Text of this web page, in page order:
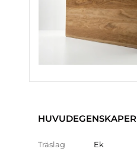
HUVUDEGENSKAPER
Träslag Ek